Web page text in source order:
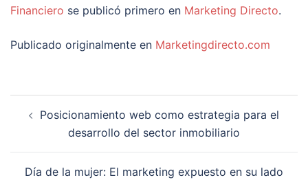
Financiero se publicó primero en Marketing Directo.
Publicado originalmente en Marketingdirecto.com
de
entradas
Posicionamiento web como estrategia para el
desarrollo del sector inmobiliario
Día de la mujer: El marketing expuesto en su lado